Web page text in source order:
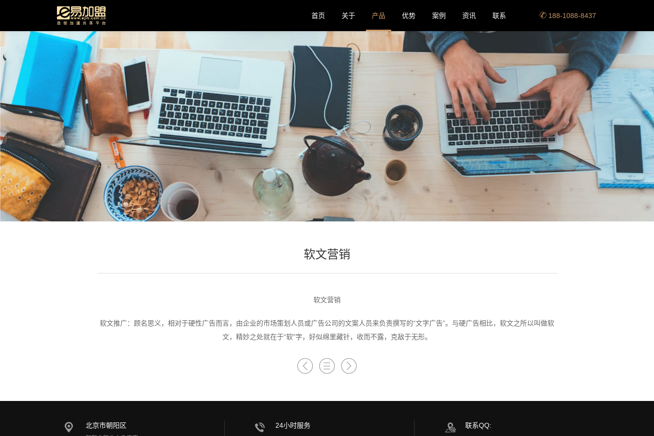
首页 关于 产品 优势 案例 资讯 联系 188-1088-8437
软文营销
软文营销
软文推广：顾名思义，相对于硬性广告而言，由企业的市场策划人员或广告公司的文案人员来负责撰写的“文字广告”。与硬广告相比，软文之所以叫做软
文，精妙之处就在于“软”字，好似绵里藏针，收而不露，克敌于无形。
北京市朝阳区 24小时服务 联系QQ: